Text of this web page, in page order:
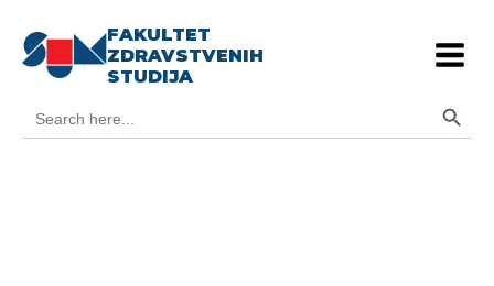
FAKULTET
ZDRAVSTVENIH
STUDIJA
for: